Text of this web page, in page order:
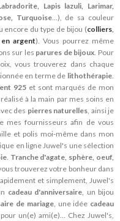
Lapis lazuli, Larimar,
Turquoise...), de sa couleur
encore du type de bijou (colliers,
en argent). Vous pourrez même
sur les parures de bijoux. Pour
vous trouverez dans chaque
en terme de lithothérapie.
925et sont marqués de mon
à la main par mes soins en
des pierres naturelles, ainsi je
mes fournisseurs afin de vous
et polis moi-même dans mon
en ligne Juwel's une sélection
. Tranche d'agate, sphère, oeuf,
trouverez votre bonheur dans
et simplement, Juwel's
cadeau d'anniversaire, un bijou
de mariage, une idée cadeau
un(e) ami(e)... Chez Juwel's,